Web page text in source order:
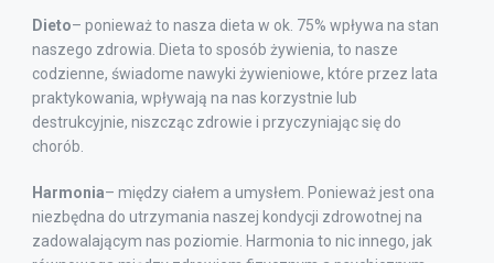
Dieto– ponieważ to nasza dieta w ok. 75% wpływa na stan
naszego zdrowia. Dieta to sposób żywienia, to nasze
codzienne, świadome nawyki żywieniowe, które przez lata
praktykowania, wpływają na nas korzystnie lub
destrukcyjnie, niszcząc zdrowie i przyczyniając się do
chorób.
Harmonia– między ciałem a umysłem. Ponieważ jest ona
niezbędna do utrzymania naszej kondycji zdrowotnej na
zadowalającym nas poziomie. Harmonia to nic innego, jak